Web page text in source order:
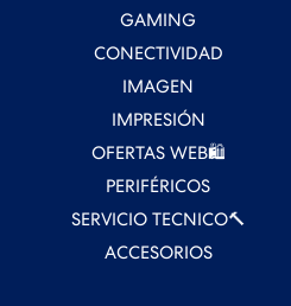
GAMING
CONECTIVIDAD
IMAGEN
IMPRESIÓN
OFERTAS WEB🛍️
PERIFÉRICOS
SERVICIO TECNICO🔨
ACCESORIOS